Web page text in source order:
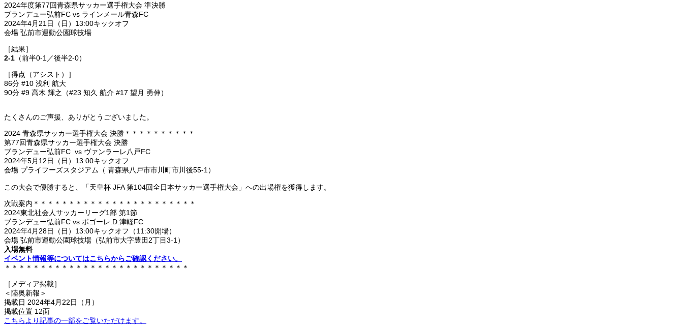
2024年度第77回青森県サッカー選手権大会 準決勝
ブランデュー弘前FC vs ラインメール青森FC
2024年4月21日（日）13:00キックオフ
会場 弘前市運動公園球技場
［結果］
2-1 （前半0-1／後半2-0）
［得点（アシスト）］
86分 #10 浅利 航大
90分 #9 高木 輝之（#23 知久 航介 #17 望月 勇伸）
たくさんのご声援、ありがとうございました。
2024 青森県サッカー選手権大会 決勝＊＊＊＊＊＊＊＊＊＊
第77回青森県サッカー選手権大会 決勝
ブランデュー弘前FC vs ヴァンラーレ八戸FC
2024年5月12日（日）13:00キックオフ
会場 プライフーズスタジアム（ 青森県八戸市市川町市川後55-1）
この大会で優勝すると、「天皇杯 JFA 第104回全日本サッカー選手権大会」への出場権を獲得します。
次戦案内＊＊＊＊＊＊＊＊＊＊＊＊＊＊＊＊＊＊＊＊＊＊＊
2024東北社会人サッカーリーグ1部 第1節
ブランデュー弘前FC vs ボゴーレ.D.津軽FC
2024年4月28日（日）13:00キックオフ（11:30開場）
会場 弘前市運動公園球技場（弘前市大字豊田2丁目3-1）
入場無料
イベント情報等についてはこちらからご確認ください。
＊＊＊＊＊＊＊＊＊＊＊＊＊＊＊＊＊＊＊＊＊＊＊＊＊＊
［メディア掲載］
＜陸奥新報＞
掲載日 2024年4月22日（月）
掲載位置 12面
こちらより記事の一部をご覧いただけます。